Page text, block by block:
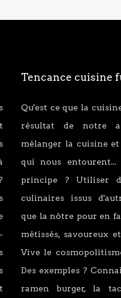
Tencance cuisine
Qu'est ce que la
résultat de notre
mélanger la cuisine
qui nous
principe ? Utiliser
culinaires issus
que la nôtre pour en
métissés, savoureux
Vive le
Des exemples ?
ramen burger, la